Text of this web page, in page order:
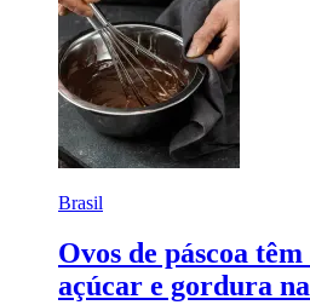
Brasil
Ovos de páscoa
açúcar e gordura